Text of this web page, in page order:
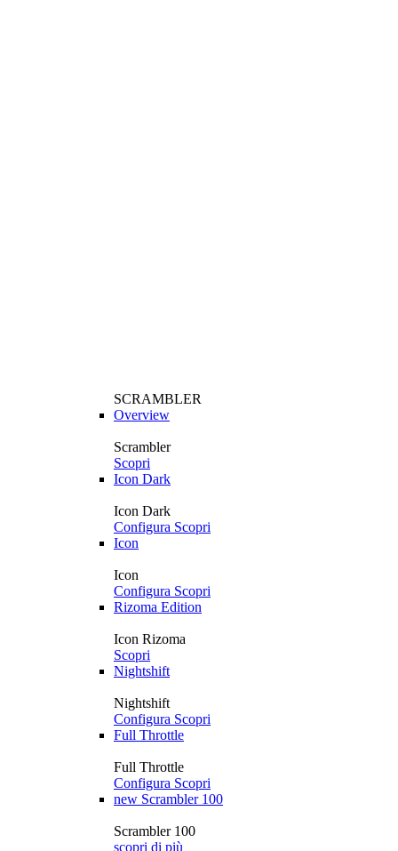
SCRAMBLER
Overview
Scrambler
Scopri
Icon Dark
Icon Dark
Configura Scopri
Icon
Icon
Configura Scopri
Rizoma Edition
Icon Rizoma
Scopri
Nightshift
Nightshift
Configura Scopri
Full Throttle
Full Throttle
Configura Scopri
new Scrambler 100
Scrambler 100
scopri di più